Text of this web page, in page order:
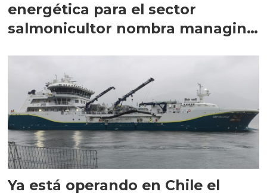
energética para el sector
salmonicultor nombra managing
Ya está operando en Chile el